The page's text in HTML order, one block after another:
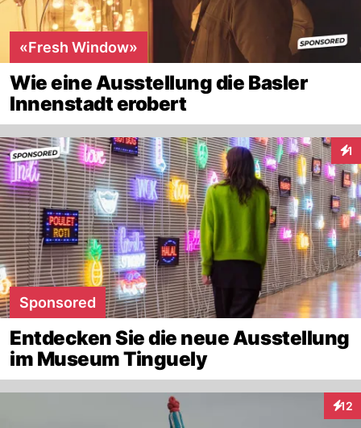
«Fresh Window»
Wie eine Ausstellung die Basler
Innenstadt erobert
1
Sponsored
Entdecken Sie die neue Ausstellung
im Museum Tinguely
12